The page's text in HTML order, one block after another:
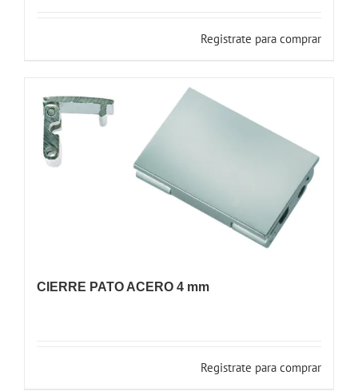
Registrate para comprar
CIERRE PATO ACERO 4 mm
Registrate para comprar